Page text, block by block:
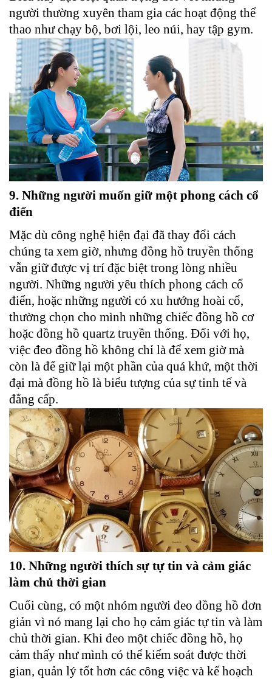
người thường xuyên tham gia các hoạt động thể
thao như chạy bộ, bơi lội, leo núi, hay tập gym.
9. Những người muốn giữ một phong cách cổ
điển
Mặc dù công nghệ hiện đại đã thay đổi cách
chúng ta xem giờ, nhưng đồng hồ truyền thống
vẫn giữ được vị trí đặc biệt trong lòng nhiều
người. Những người yêu thích phong cách cổ
điển, hoặc những người có xu hướng hoài cổ,
thường chọn cho mình những chiếc đồng hồ cơ
hoặc đồng hồ quartz truyền thống. Đối với họ,
việc đeo đồng hồ không chỉ là để xem giờ mà
còn là để giữ lại một phần của quá khứ, một thời
đại mà đồng hồ là biểu tượng của sự tinh tế và
đẳng cấp.
10. Những người thích sự tự tin và cảm giác
làm chủ thời gian
Cuối cùng, có một nhóm người đeo đồng hồ đơn
giản vì nó mang lại cho họ cảm giác tự tin và làm
chủ thời gian. Khi đeo một chiếc đồng hồ, họ
cảm thấy như mình có thể kiểm soát được thời
gian, quản lý tốt hơn các công việc và kế hoạch